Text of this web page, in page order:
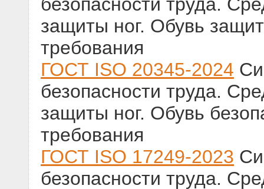
защиты ног. Обувь
требования
ГОСТ ISO 20345-2024
безопасности труда.
защиты ног. Обувь
требования
ГОСТ ISO 17249-2023
безопасности труда.